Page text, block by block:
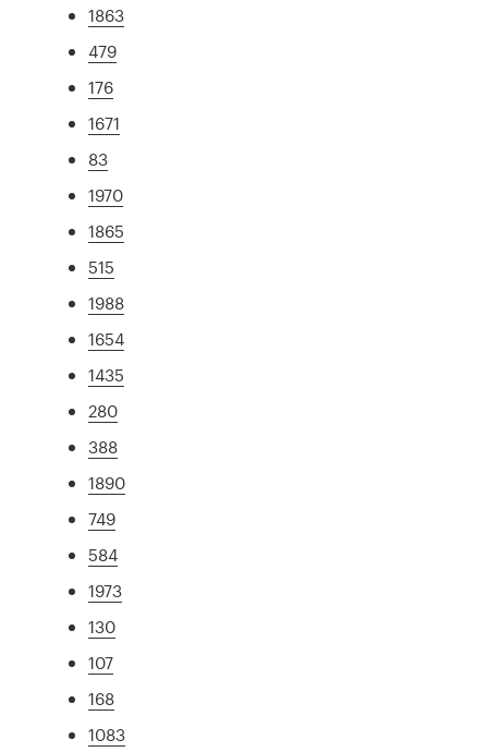
1863
479
176
1671
83
1970
1865
515
1988
1654
1435
280
388
1890
749
584
1973
130
107
168
1083